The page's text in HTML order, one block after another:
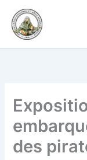
contenu
des